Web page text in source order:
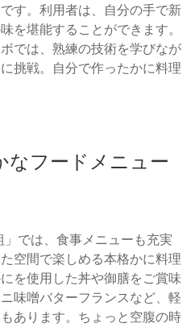
す。利用者は、自分の手で新
を堪能することができます。
では、熟練の技術を学びなが
挑戦。自分で作ったかに料理
なフードメニュー
」では、食事メニューも充実
空間で楽しめる本格かに料理
を使用した丼や御膳をご賞味
味噌バターフランスなど、軽
あります。ちょっと空腹の時